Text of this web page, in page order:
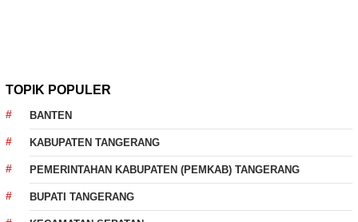
TOPIK POPULER
BANTEN
KABUPATEN TANGERANG
PEMERINTAHAN KABUPATEN (PEMKAB) TANGERANG
BUPATI TANGERANG